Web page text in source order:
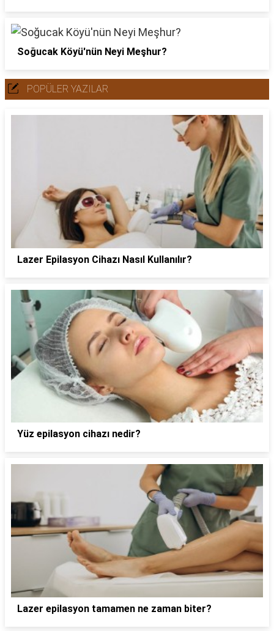
Soğucak Köyü'nün Neyi Meşhur?
POPÜLER YAZILAR
Lazer Epilasyon Cihazı Nasıl Kullanılır?
Yüz epilasyon cihazı nedir?
Lazer epilasyon tamamen ne zaman biter?